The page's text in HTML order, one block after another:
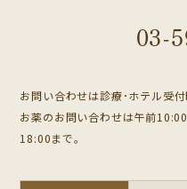
03-
お問い合わせは診療･ホテル受付
お薬のお問い合わせは午前
18:00まで。